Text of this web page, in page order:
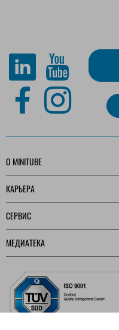
O MINITUBE
КАРЬЕРА
СЕРВИС
МЕДИАТЕКА